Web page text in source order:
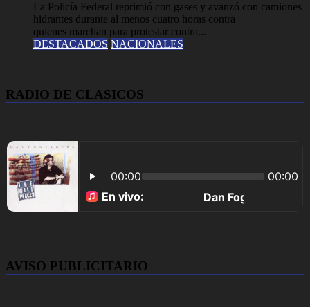
La Policía Federal reprimió con gases y avanzó con camiones
hidrantes durante al menos cuatro horas contra
quienes marchan para protestar contra...
DESTACADOS NACIONALES
RADIO DE CLASICOS
AVISO PUBLICITARIO